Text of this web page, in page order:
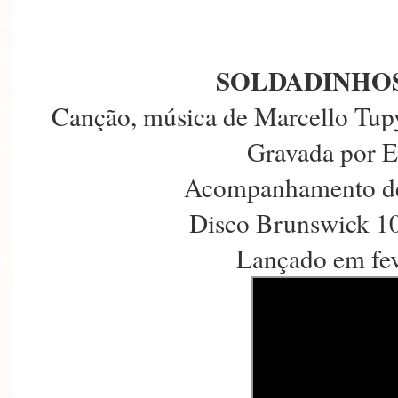
Canção, música de Marcello
Gravada por
Acompanhamento
Disco Brunswick
Lançado em